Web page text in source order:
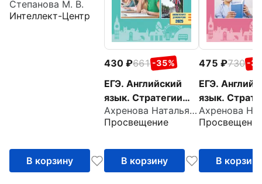
Степанова М. В.
Интеллект-Центр
В корзину
430 661 -35%
ЕГЭ. Английский
язык. Стратегии
подготовки.
Письмо. Говорение
Ахренова Наталья Александровна
Просвещение
В корзину
475 730 -
ЕГЭ.
язык.
подготовки.
Чтение.
В корзину